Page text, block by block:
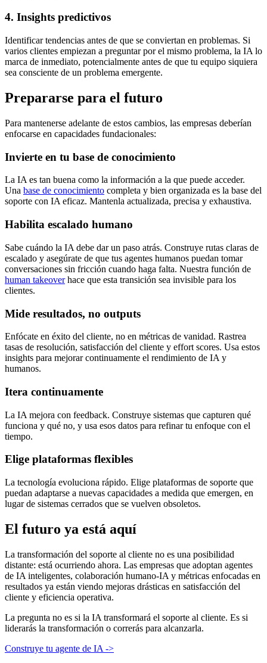
4. Insights predictivos
Identificar tendencias antes de que se conviertan en problemas. Si
varios clientes empiezan a preguntar por el mismo problema, la IA lo
marca de inmediato, potencialmente antes de que tu equipo siquiera
sea consciente de un problema emergente.
Prepararse para el futuro
Para mantenerse adelante de estos cambios, las empresas deberían
enfocarse en capacidades fundacionales:
Invierte en tu base de conocimiento
La IA es tan buena como la información a la que puede acceder.
Una base de conocimiento completa y bien organizada es la base del
soporte con IA eficaz. Mantenla actualizada, precisa y exhaustiva.
Habilita escalado humano
Sabe cuándo la IA debe dar un paso atrás. Construye rutas claras de
escalado y asegúrate de que tus agentes humanos puedan tomar
conversaciones sin fricción cuando haga falta. Nuestra función de
human takeoverhace que esta transición sea invisible para los
clientes.
Mide resultados, no outputs
Enfócate en éxito del cliente, no en métricas de vanidad. Rastrea
tasas de resolución, satisfacción del cliente y effort scores. Usa estos
insights para mejorar continuamente el rendimiento de IA y
humanos.
Itera continuamente
La IA mejora con feedback. Construye sistemas que capturen qué
funciona y qué no, y usa esos datos para refinar tu enfoque con el
tiempo.
Elige plataformas flexibles
La tecnología evoluciona rápido. Elige plataformas de soporte que
puedan adaptarse a nuevas capacidades a medida que emergen, en
lugar de sistemas cerrados que se vuelven obsoletos.
El futuro ya está aquí
La transformación del soporte al cliente no es una posibilidad
distante: está ocurriendo ahora. Las empresas que adoptan agentes
de IA inteligentes, colaboración humano-IA y métricas enfocadas en
resultados ya están viendo mejoras drásticas en satisfacción del
cliente y eficiencia operativa.
La pregunta no es si la IA transformará el soporte al cliente. Es si
liderarás la transformación o correrás para alcanzarla.
Construye tu agente de IA ->